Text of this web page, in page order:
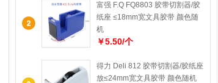
富强 F.Q FQ8803 胶带切割器/胶
纸座 ≤18mm宽文具胶带 颜色随
机
￥5.50/个
得力 Deli 812 胶带切割器/胶纸座
放≤24mm宽文具胶带 颜色随机